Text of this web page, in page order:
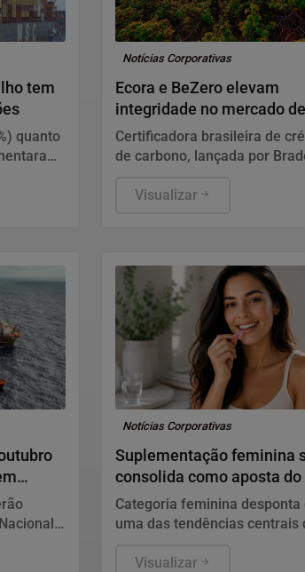
tem
quanto
Notícias Corporativas
Ecora e BeZero elevam
integridade no mercado de
carbono
Certificadora brasileira de
de carbono, lançada por
metodologias revisadas pela
Visualizar
Notícias Corporativas
Suplementação feminina
consolida como aposta do
Categoria feminina desponta
uma das tendências centrais
que faturou R$ 7,6 bilhões em
Visualizar